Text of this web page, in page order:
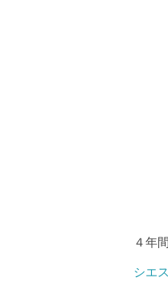
４年
シエ